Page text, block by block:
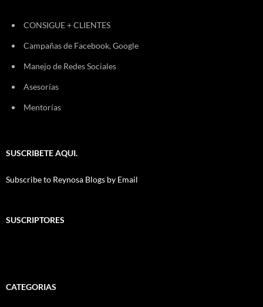
CONSIGUE + CLIENTES
Campañas de Facebook, Google
Manejo de Redes Sociales
Asesorías
Mentorías
SUSCRIBETE AQUI.
Subscribe to Reynosa Blogs by Email
SUSCRIPTORES
CATEGORIAS